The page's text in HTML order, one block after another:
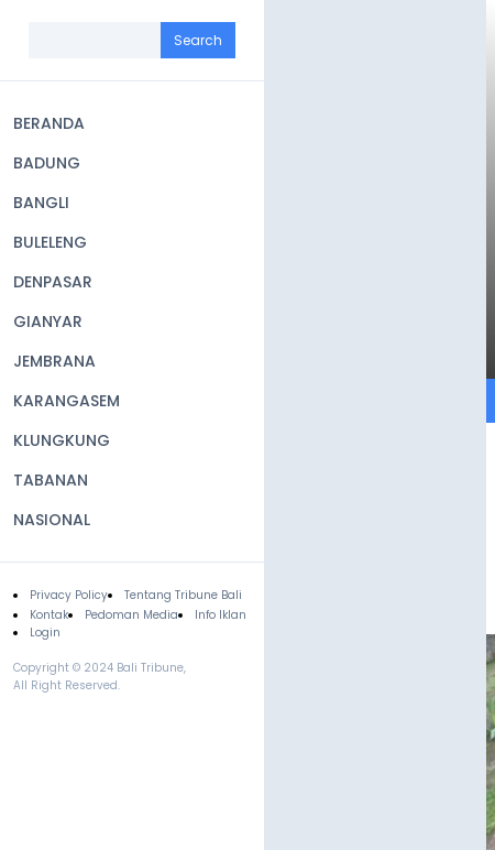
navigation
BERANDA
BADUNG
BANGLI
BULELENG
DENPASAR
GIANYAR
JEMBRANA
KARANGASEM
KLUNGKUNG
TABANAN
NASIONAL
Footer
Privacy Policy
Tentang Tribune Bali
Kontak
Pedoman Media
Info Iklan
Login
Copyright © 2024 Bali Tribune,
All Right Reserved.